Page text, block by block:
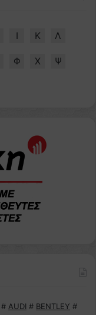
Ι Κ Λ
Φ Χ Ψ
# AUDI # BENTLEY #